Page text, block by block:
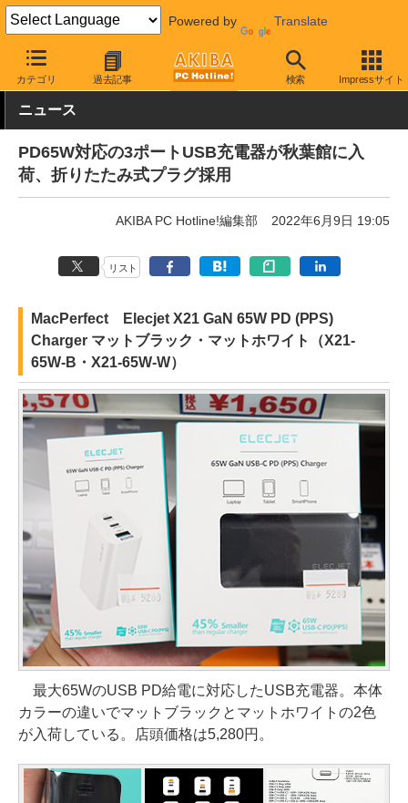
Powered by Translate
カテゴリ 過去記事 検索 Impressサイト
AKIBA PC Hotline! モバイル モバイルバッテリー・充電器
ニュース
PD65W対応の3ポートUSB充電器が秋葉館に入
荷、折りたたみ式プラグ採用
AKIBA PC Hotline!編集部 2022年6月9日 19:05
リスト
MacPerfect Elecjet X21 GaN 65W PD (PPS)
Charger マットブラック・マットホワイト（X21-
65W-B・X21-65W-W）
最大65WのUSB PD給電に対応したUSB充電器。本体
カラーの違いでマットブラックとマットホワイトの2色
が入荷している。店頭価格は5,280円。